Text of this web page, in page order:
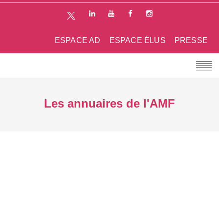
PRESSE
ESPACE ÉLUS
ESPACE AD
Les annuaires de l'AMF